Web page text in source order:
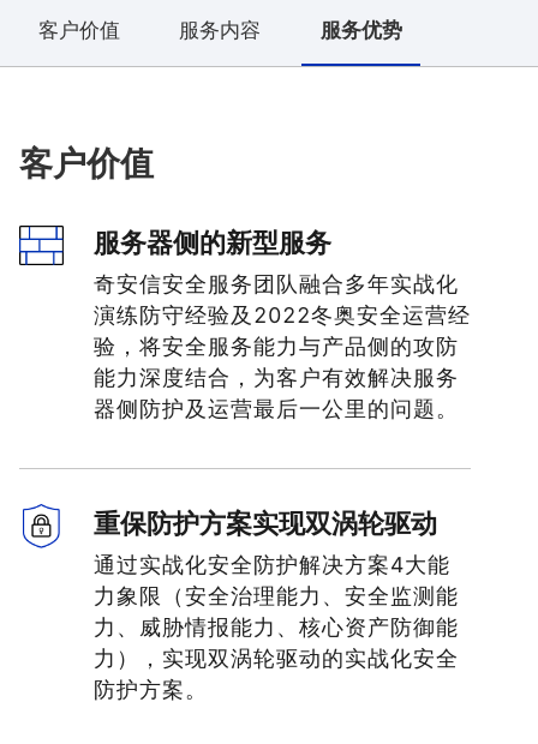
客户价值 服务内容 服务优势
客户价值
服务器侧的新型服务
奇安信安全服务团队融合多年实战化
演练防守经验及2022冬奥安全运营经
验，将安全服务能力与产品侧的攻防
能力深度结合，为客户有效解决服务
器侧防护及运营最后一公里的问题。
重保防护方案实现双涡轮驱动
通过实战化安全防护解决方案4大能
力象限（安全治理能力、安全监测能
力、威胁情报能力、核心资产防御能
力），实现双涡轮驱动的实战化安全
防护方案。